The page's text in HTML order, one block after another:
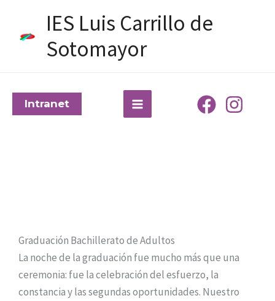
contenido
IES Luis Carrillo de
Sotomayor
Intranet
Graduación Bachillerato de Adultos
La noche de la graduación fue mucho más que una
ceremonia: fue la celebración del esfuerzo, la
constancia y las segundas oportunidades. Nuestro